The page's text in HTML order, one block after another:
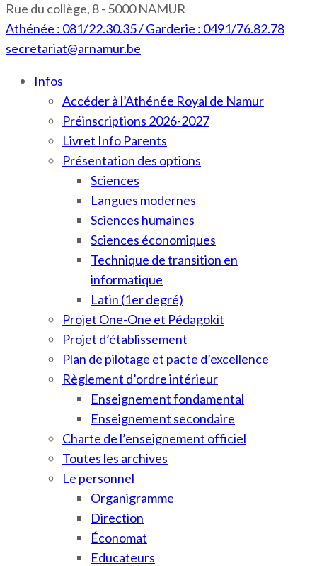
Rue du collège, 8 - 5000 NAMUR
Athénée : 081/22.30.35 / Garderie : 0491/76.82.78
secretariat@arnamur.be
Infos
Accéder à l’Athénée Royal de Namur
Préinscriptions 2026-2027
Livret Info Parents
Présentation des options
Sciences
Langues modernes
Sciences humaines
Sciences économiques
Technique de transition en
informatique
Latin (1er degré)
Projet One-One et Pédagokit
Projet d’établissement
Plan de pilotage et pacte d’excellence
Règlement d’ordre intérieur
Enseignement fondamental
Enseignement secondaire
Charte de l’enseignement officiel
Toutes les archives
Le personnel
Organigramme
Direction
Économat
Educateurs